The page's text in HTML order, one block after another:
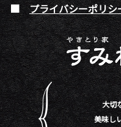
プライバシーポリシ
大切
美味し